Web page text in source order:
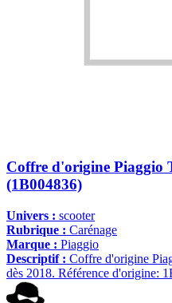
Coffre d'origine Piaggio
(1B004836)
Univers : scooter
Rubrique : Carénage
Marque : Piaggio
Descriptif : Coffre d'origine
dès 2018. Référence d'origine: